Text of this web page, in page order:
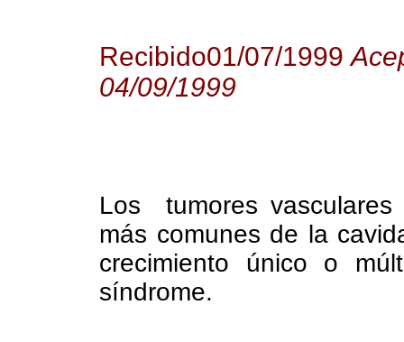
Recibido01/07/1999
04/09/1999
Los tumores
más comunes de la
crecimiento único o
síndrome.